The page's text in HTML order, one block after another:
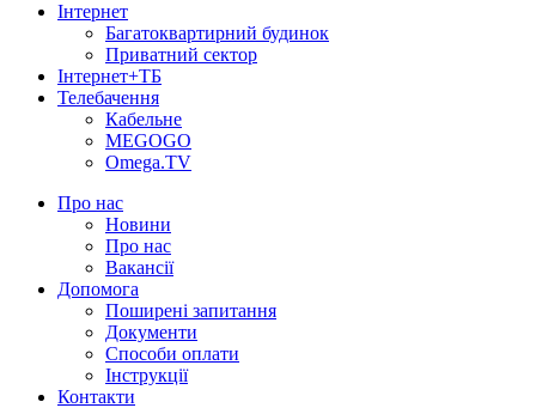
Інтернет
Багатоквартирний будинок
Приватний сектор
Інтернет+ТБ
Телебачення
Кабельне
MEGOGO
Omega.TV
Про нас
Новини
Про нас
Вакансії
Допомога
Поширені запитання
Документи
Способи оплати
Інструкції
Контакти